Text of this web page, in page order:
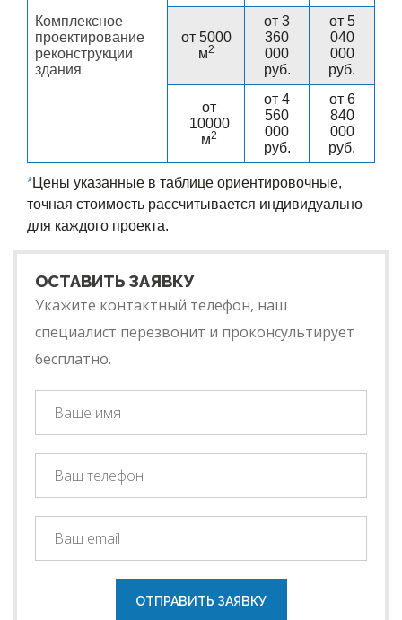
Комплексное
проектирование
реконструкции
здания
от 5000
м2
от 3
360
000
руб.
от 5
040
000
руб.
от
10000
м2
от 4
560
000
руб.
от 6
840
000
руб.
*Цены указанные в таблице ориентировочные,
точная стоимость рассчитывается индивидуально
для каждого проекта.
ОСТАВИТЬ ЗАЯВКУ
Укажите контактный телефон, наш
специалист перезвонит и проконсультирует
бесплатно.
ОТПРАВИТЬ ЗАЯВКУ